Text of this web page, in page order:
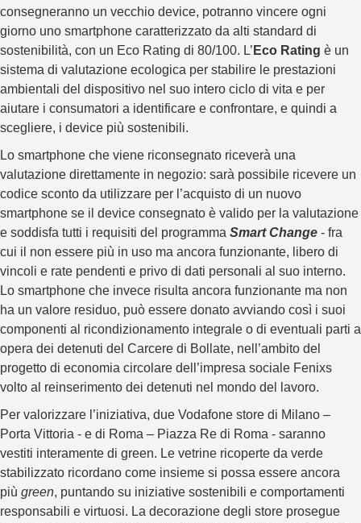
consegneranno un vecchio device, potranno vincere ogni
giorno uno smartphone caratterizzato da alti standard di
sostenibilità, con un Eco Rating di 80/100. L’ Eco Rating è un
sistema di valutazione ecologica per stabilire le prestazioni
ambientali del dispositivo nel suo intero ciclo di vita e per
aiutare i consumatori a identificare e confrontare, e quindi a
scegliere, i device più sostenibili.
Lo smartphone che viene riconsegnato riceverà una
valutazione direttamente in negozio: sarà possibile ricevere un
codice sconto da utilizzare per l’acquisto di un nuovo
smartphone se il device consegnato è valido per la valutazione
e soddisfa tutti i requisiti del programma Smart Change - fra
cui il non essere più in uso ma ancora funzionante, libero di
vincoli e rate pendenti e privo di dati personali al suo interno.
Lo smartphone che invece risulta ancora funzionante ma non
ha un valore residuo, può essere donato avviando così i suoi
componenti al ricondizionamento integrale o di eventuali parti a
opera dei detenuti del Carcere di Bollate, nell’ambito del
progetto di economia circolare dell’impresa sociale Fenixs
volto al reinserimento dei detenuti nel mondo del lavoro.
Per valorizzare l’iniziativa, due Vodafone store di Milano –
Porta Vittoria - e di Roma – Piazza Re di Roma - saranno
vestiti interamente di green. Le vetrine ricoperte da verde
stabilizzato ricordano come insieme si possa essere ancora
più green, puntando su iniziative sostenibili e comportamenti
responsabili e virtuosi. La decorazione degli store prosegue